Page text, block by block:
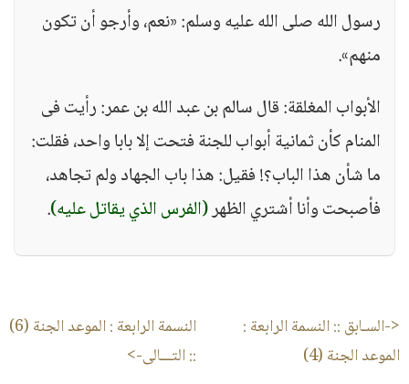
رسول الله صلى الله عليه وسلم: «نعم، وأرجو أن تكون
منهم».
الأبواب المغلقة: قال سالم بن عبد الله بن عمر: رأيت فى
المنام كأن ثمانية أبواب للجنة فتحت إلا بابا واحد، فقلت:
ما شأن هذا الباب؟! فقيل: هذا باب الجهاد ولم تجاهد،
فأصبحت وأنا أشتري الظهر(الفرس الذي يقاتل عليه).
<-السـابق ::النسمة الرابعة :
الموعد الجنة (4)
النسمة الرابعة : الموعد الجنة (6)
:: التـــالى->